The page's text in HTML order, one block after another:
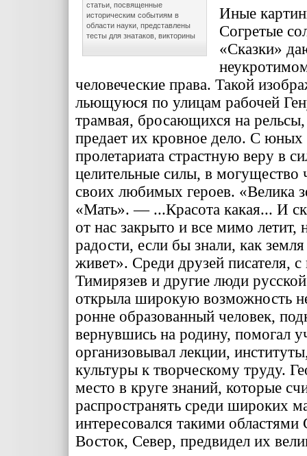
статьи, посвященные
историческим событиям в
области науки, представлены
тесты для знатаков, викторины
Иные
Согретые
«Сказки»
человеческие права. Такой
льющуюся по улицам рабочей
трамвая, бросаю­щихся на
пре­дает их кровное дело. С юных
пролетариата страстную веру в
целительные силы, в могущество
своих любимых героев. «Велика
«Мать». — ...Красота какая... И
от нас закрыто и все мимо
радости, если бы знали, как
живет». Среди друзей писателя,
Тимирязев и другие люди
открыла широкую возможность
ронне образованный человек,
вернувшись на родину, помогал
организовывал лекции,
куль­туры к творческому труду.
место в круге знаний, ко­торые
распространять среди ши­роких
интересовался таки­ми
Восток, Се­вер, предвидел их